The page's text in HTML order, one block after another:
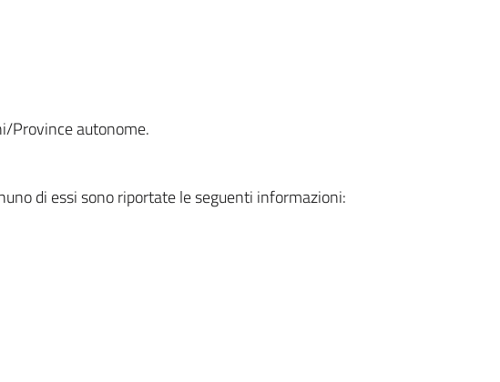
Province autonome.
di essi sono riportate le seguenti informazioni: